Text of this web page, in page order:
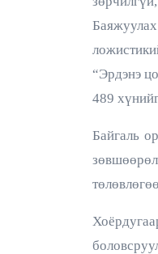
“Эрдэнэ
489
Байгаль